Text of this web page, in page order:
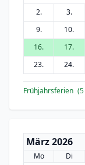
2.
3.
9.
10.
16.
17.
23.
24.
Frühjahrsferien (5
März 2026
Mo Di